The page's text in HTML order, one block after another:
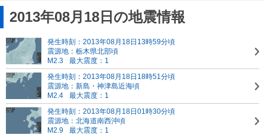
2013年08月18日の地震情報
発生時刻：2013年08月18日13時59分頃
震源地：栃木県北部頃
M2.3
最大震度：1
発生時刻：2013年08月18日18時51分頃
震源地：新島・神津島近海頃
M2.4
最大震度：1
発生時刻：2013年08月18日01時30分頃
震源地：北海道南西沖頃
M2.9
最大震度：1